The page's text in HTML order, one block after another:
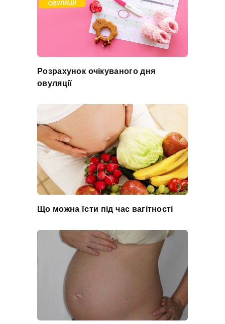
Розрахунок очікуваного дня
овуляції
Що можна їсти під час вагітності